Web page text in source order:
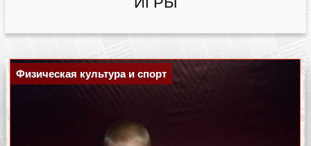
Физическая культура и спорт